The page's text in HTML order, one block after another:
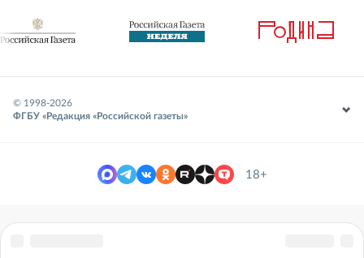
© 1998-2026
ФГБУ «Редакция «Российской газеты»
18+